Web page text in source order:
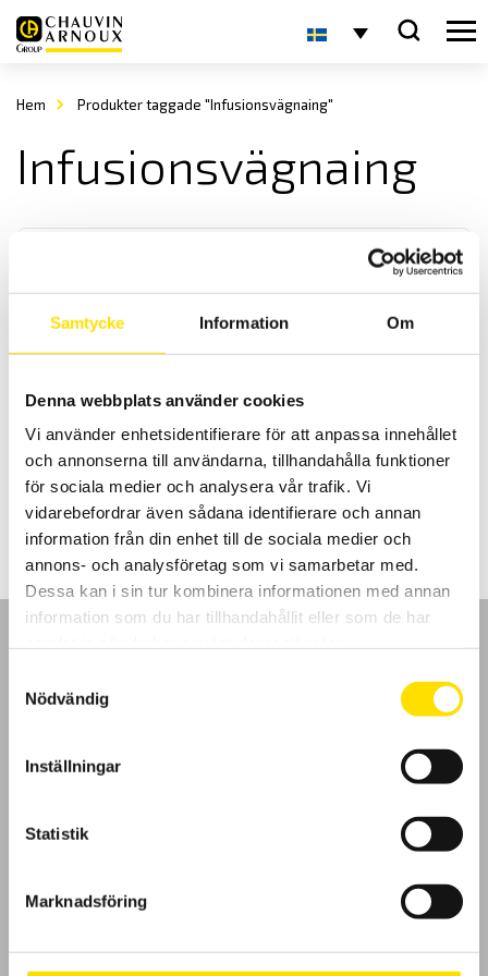
Samtycke Information Om
Denna webbplats använder cookies
Vi använder enhetsidentifierare för att anpassa innehållet
och annonserna till användarna, tillhandahålla funktioner
för sociala medier och analysera vår trafik. Vi
vidarebefordrar även sådana identifierare och annan
information från din enhet till de sociala medier och
annons- och analysföretag som vi samarbetar med.
Dessa kan i sin tur kombinera informationen med annan
information som du har tillhandahållit eller som de har
Nödvändig
Inställningar
Statistik
Marknadsföring
Hem Produkter taggade "Infusionsvägnaing"
Infusionsvägnaing
Pesola Infusion
upplösning. Finns i två olika kapacitet [1000 ml & 3000 ml]
900.00kr–1,400.00krPrisintervall:
900.00 kr
till
1,400.00 kr
LÄS MER